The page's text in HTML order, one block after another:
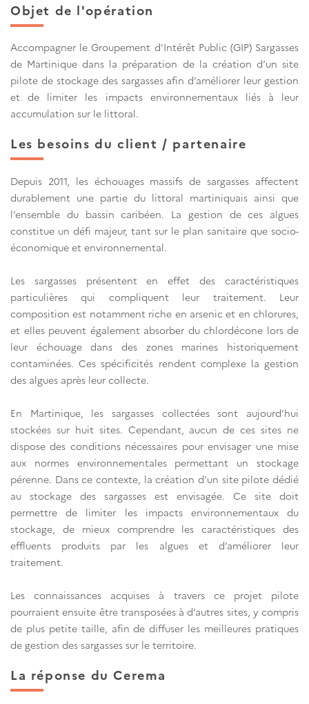
Objet de l'opération
Accompagner le Groupement d'Intérêt Public (GIP) Sargasses
de Martinique dans la préparation de la création d’un site
pilote de stockage des sargasses afin d’améliorer leur gestion
et de limiter les impacts environnementaux liés à leur
accumulation sur le littoral.
Les besoins du client / partenaire
Depuis 2011, les échouages massifs de sargasses affectent
durablement une partie du littoral martiniquais ainsi que
l’ensemble du bassin caribéen. La gestion de ces algues
constitue un défi majeur, tant sur le plan sanitaire que socio-
économique et environnemental.
Les sargasses présentent en effet des caractéristiques
particulières qui compliquent leur traitement. Leur
composition est notamment riche en arsenic et en chlorures,
et elles peuvent également absorber du chlordécone lors de
leur échouage dans des zones marines historiquement
contaminées. Ces spécificités rendent complexe la gestion
des algues après leur collecte.
En Martinique, les sargasses collectées sont aujourd’hui
stockées sur huit sites. Cependant, aucun de ces sites ne
dispose des conditions nécessaires pour envisager une mise
aux normes environnementales permettant un stockage
pérenne. Dans ce contexte, la création d’un site pilote dédié
au stockage des sargasses est envisagée. Ce site doit
permettre de limiter les impacts environnementaux du
stockage, de mieux comprendre les caractéristiques des
effluents produits par les algues et d’améliorer leur
traitement.
Les connaissances acquises à travers ce projet pilote
pourraient ensuite être transposées à d’autres sites, y compris
de plus petite taille, afin de diffuser les meilleures pratiques
de gestion des sargasses sur le territoire.
La réponse du Cerema